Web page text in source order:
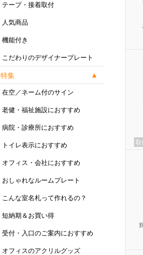
テープ・接着取付
人気商品
機能付き
こだわりのデザイナープレート
特集
在空／ネーム付のサイン
老健・福祉施設におすすめ
病院・診療所におすすめ
トイレ表示におすすめ
オフィス・会社におすすめ
おしゃれなルームプレート
こんな室名札って作れるの？
短納期＆お買い得
受付・入口のご案内におすすめ
オフィスのアクリルグッズ
取